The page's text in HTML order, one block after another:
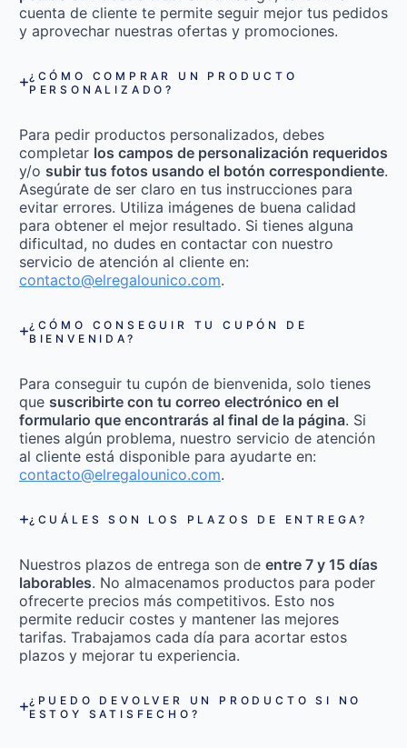
cuenta de cliente te permite seguir mejor tus pedidos
y aprovechar nuestras ofertas y promociones.
¿CÓMO COMPRAR UN PRODUCTO
PERSONALIZADO?
Para pedir productos personalizados, debes
completar los campos de personalización requeridos
y/o subir tus fotos usando el botón correspondiente.
Asegúrate de ser claro en tus instrucciones para
evitar errores. Utiliza imágenes de buena calidad
para obtener el mejor resultado. Si tienes alguna
dificultad, no dudes en contactar con nuestro
servicio de atención al cliente en:
contacto@elregalounico.com.
¿CÓMO CONSEGUIR TU CUPÓN DE
BIENVENIDA?
Para conseguir tu cupón de bienvenida, solo tienes
que suscribirte con tu correo electrónico en el
formulario que encontrarás al final de la página. Si
tienes algún problema, nuestro servicio de atención
al cliente está disponible para ayudarte en:
contacto@elregalounico.com.
¿CUÁLES SON LOS PLAZOS DE ENTREGA?
Nuestros plazos de entrega son de entre 7 y 15 días
laborables. No almacenamos productos para poder
ofrecerte precios más competitivos. Esto nos
permite reducir costes y mantener las mejores
tarifas. Trabajamos cada día para acortar estos
plazos y mejorar tu experiencia.
¿PUEDO DEVOLVER UN PRODUCTO SI NO
ESTOY SATISFECHO?